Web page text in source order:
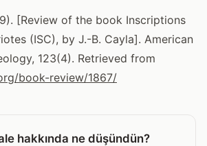
[Review of the book Inscriptions
(ISC), by J.-B. Cayla]. American
123(4). Retrieved from
book-review/1867/
hakkında ne düşündün?